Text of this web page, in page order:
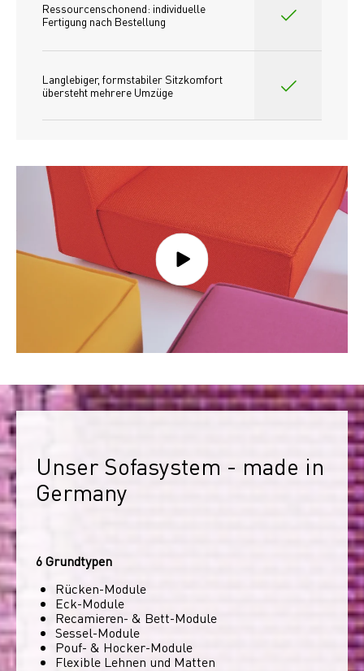
Ressourcenschonend: individuelle
Fertigung nach Bestellung
Langlebiger, formstabiler Sitzkomfort
übersteht mehrere Umzüge
Unser Sofasystem - made in
Germany
6 Grundtypen
Rücken-Module
Eck-Module
Recamieren- & Bett-Module
Sessel-Module
Pouf- & Hocker-Module
Flexible Lehnen und Matten